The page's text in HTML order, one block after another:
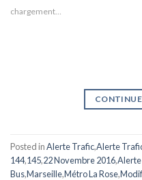
chargement…
Posted inAlerte Trafic,Alerte
144,145,22 Novembre 2016,
Bus,Marseille,Métro La Rose,